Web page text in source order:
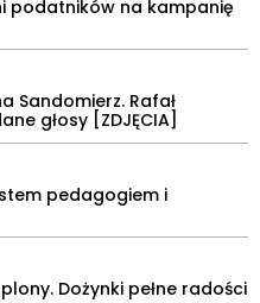
podatników na kampanię
Sandomierz. Rafał
głosy [ZDJĘCIA]
pedagogiem i
Dożynki pełne radości